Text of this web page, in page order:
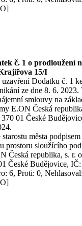
č. 1 o prodloužení
15/I
uzavření Dodatku č. 1
ze dne 8. 6. 2023.
smlouvy na
E.ON Česká
01 České
města
prostoru sloužícího
Česká republika, s. r.
České Budějovice,
6, Proti: 0,